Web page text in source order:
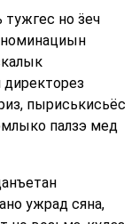
но ӟеч
номинациын
пыриськисьёс
палзэ мед
ужрад сяна,